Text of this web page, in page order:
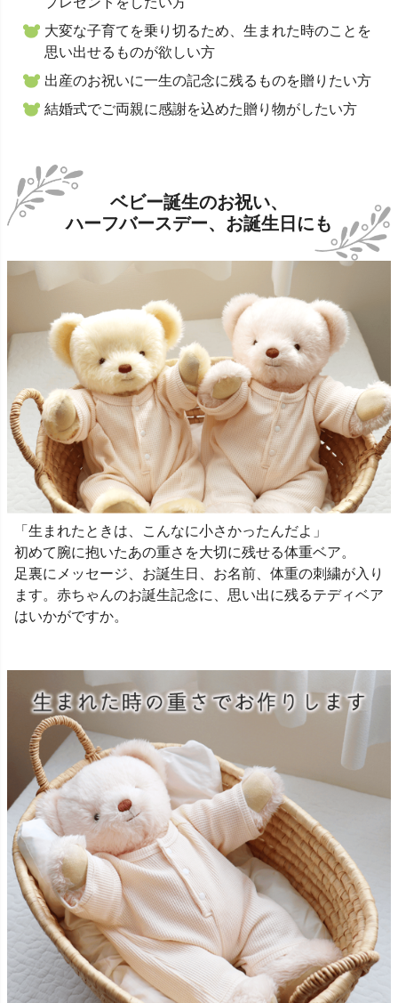
大変な子育てを乗り切るため、生まれた時のことを
思い出せるものが欲しい方
出産のお祝いに一生の記念に残るものを贈りたい方
結婚式でご両親に感謝を込めた贈り物がしたい方
ベビー誕生のお祝い、
ハーフバースデー、お誕生日にも
「生まれたときは、こんなに小さかったんだよ」
初めて腕に抱いたあの重さを大切に残せる体重ベア。
足裏にメッセージ、お誕生日、お名前、体重の刺繍が入り
ます。赤ちゃんのお誕生記念に、思い出に残るテディベア
はいかがですか。